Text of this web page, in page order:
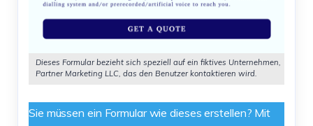
Dieses Formular bezieht sich speziell auf ein fiktives Unternehmen,
Partner Marketing LLC, das den Benutzer kontaktieren wird.
Sie müssen ein Formular wie dieses erstellen? Mit